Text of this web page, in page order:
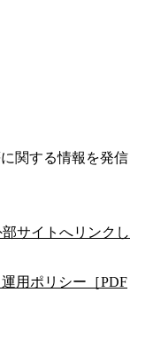
関する情報を発信
部サイトへリンクし
用ポリシー［PDF